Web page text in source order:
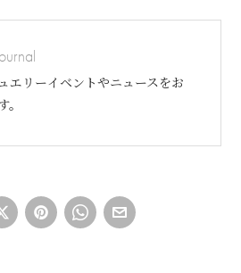
エリーイベントやニュースをお